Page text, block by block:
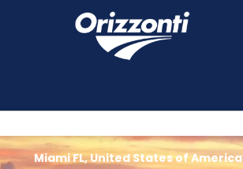
Miami FL, United States of America